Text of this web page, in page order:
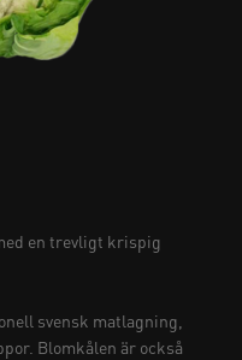
en trevligt krispig
svensk matlagning,
Blomkålen är också